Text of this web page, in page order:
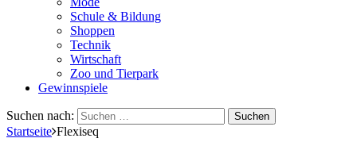
Schule & Bildung
Shoppen
Technik
Wirtschaft
Zoo und Tierpark
Gewinnspiele
Suchen nach:
Startseite Flexiseq